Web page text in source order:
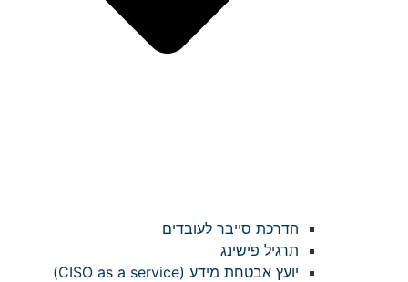
הדרכת סייבר לעובדים
תרגיל פישינג
יועץ אבטחת מידע (CISO as a service)